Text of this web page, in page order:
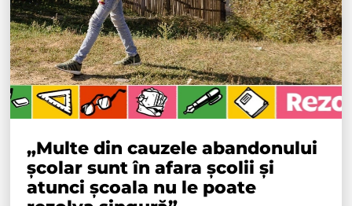
„Multe din cauzele abandonului
școlar sunt în afara școlii și
atunci școala nu le poate